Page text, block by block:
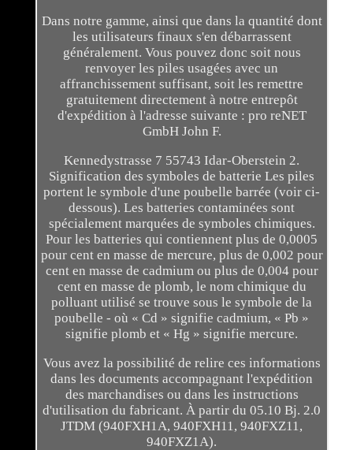
Dans notre gamme, ainsi que dans la quantité dont
les utilisateurs finaux s'en débarrassent
généralement. Vous pouvez donc soit nous
renvoyer les piles usagées avec un
affranchissement suffisant, soit les remettre
gratuitement directement à notre entrepôt
d'expédition à l'adresse suivante : pro reNET
GmbH John F.
Kennedystrasse 7 55743 Idar-Oberstein 2.
Signification des symboles de batterie Les piles
portent le symbole d'une poubelle barrée (voir ci-
dessous). Les batteries contaminées sont
spécialement marquées de symboles chimiques.
Pour les batteries qui contiennent plus de 0,0005
pour cent en masse de mercure, plus de 0,002 pour
cent en masse de cadmium ou plus de 0,004 pour
cent en masse de plomb, le nom chimique du
polluant utilisé se trouve sous le symbole de la
poubelle - où « Cd » signifie cadmium, « Pb »
signifie plomb et « Hg » signifie mercure.
Vous avez la possibilité de relire ces informations
dans les documents accompagnant l'expédition
des marchandises ou dans les instructions
d'utilisation du fabricant. À partir du 05.10 Bj. 2.0
JTDM (940FXH1A, 940FXH11, 940FXZ11,
940FXZ1A).